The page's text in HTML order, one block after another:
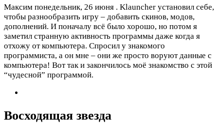
Максим понедельник, 26 июня . Klauncher установил себе,
чтобы разнообразить игру – добавить скинов, модов,
дополнений. И поначалу всё было хорошо, но потом я
заметил странную активность программы даже когда я
отхожу от компьютера. Спросил у знакомого
программиста, а он мне – они же просто воруют данные с
компьютера! Вот так и закончилось моё знакомство с этой
“чудесной” программой.
Восходящая звезда